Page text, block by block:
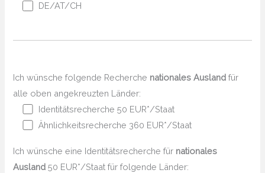
DE/AT/CH
Ich wünsche folgende Recherche nationales Ausland für
alle oben angekreuzten Länder:
Identitätsrecherche 50 EUR*/Staat
Ähnlichkeitsrecherche 360 EUR*/Staat
Ich wünsche eine Identitätsrecherche für nationales
Ausland 50 EUR*/Staat für folgende Länder: